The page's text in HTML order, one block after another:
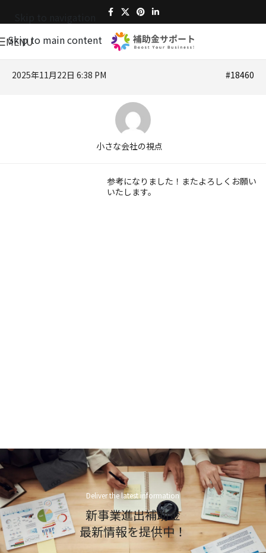
Skip to main content
MENU
2025年11月22日 6:38 PM #18460
小さな会社の視点
参考になりました！またよろしくお願い
いたします。
Deliver the latest information
新事業進出補助金
最新情報を提供中！